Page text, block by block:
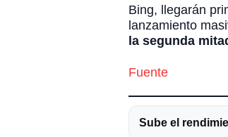
Bing, llegarán
lanzamiento
la segunda
Fuente
Sube el